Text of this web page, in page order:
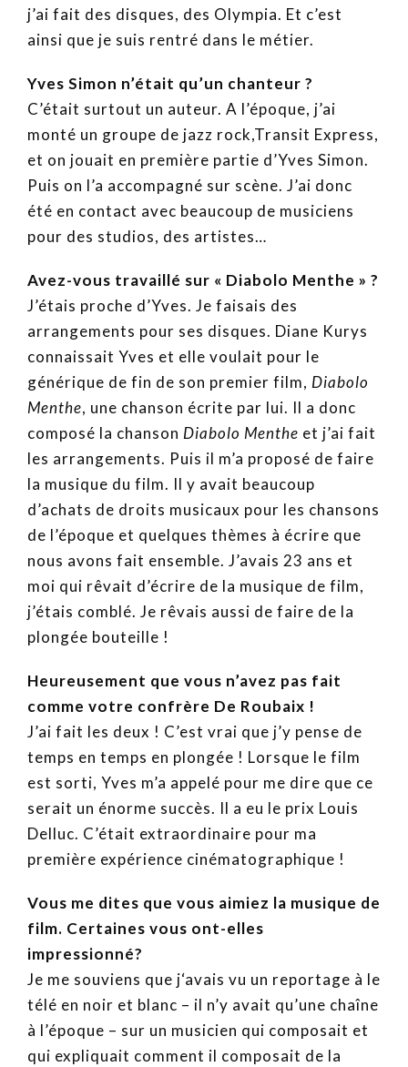
j’ai fait des disques, des Olympia. Et c’est
ainsi que je suis rentré dans le métier.
Yves Simon n’était qu’un chanteur ?
C’était surtout un auteur. A l’époque, j’ai
monté un groupe de jazz rock,Transit Express,
et on jouait en première partie d’Yves Simon.
Puis on l’a accompagné sur scène. J’ai donc
été en contact avec beaucoup de musiciens
pour des studios, des artistes…
Avez-vous travaillé sur « Diabolo Menthe » ?
J’étais proche d’Yves. Je faisais des
arrangements pour ses disques. Diane Kurys
connaissait Yves et elle voulait pour le
générique de fin de son premier film, Diabolo
Menthe, une chanson écrite par lui. Il a donc
composé la chanson Diabolo Menthe et j’ai fait
les arrangements. Puis il m’a proposé de faire
la musique du film. Il y avait beaucoup
d’achats de droits musicaux pour les chansons
de l’époque et quelques thèmes à écrire que
nous avons fait ensemble. J’avais 23 ans et
moi qui rêvait d’écrire de la musique de film,
j’étais comblé. Je rêvais aussi de faire de la
plongée bouteille !
Heureusement que vous n’avez pas fait
comme votre confrère De Roubaix !
J’ai fait les deux ! C’est vrai que j’y pense de
temps en temps en plongée ! Lorsque le film
est sorti, Yves m’a appelé pour me dire que ce
serait un énorme succès. Il a eu le prix Louis
Delluc. C’était extraordinaire pour ma
première expérience cinématographique !
Vous me dites que vous aimiez la musique de
film. Certaines vous ont-elles
impressionné?
Je me souviens que j‘avais vu un reportage à le
télé en noir et blanc – il n’y avait qu’une chaîne
à l’époque – sur un musicien qui composait et
qui expliquait comment il composait de la